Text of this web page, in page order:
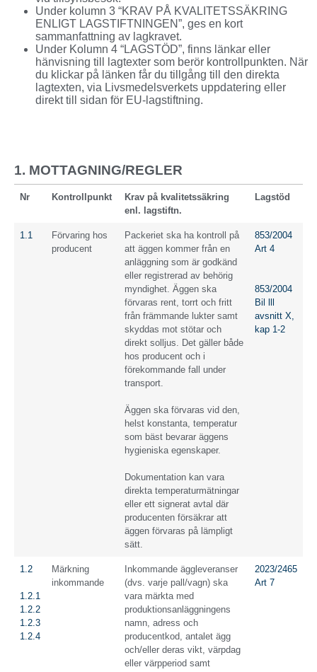
Under kolumn 3 “KRAV PÅ KVALITETSSÄKRING
ENLIGT LAGSTIFTNINGEN”, ges en kort
sammanfattning av lagkravet.
Under Kolumn 4 “LAGSTÖD”, finns länkar eller
hänvisning till lagtexter som berör kontrollpunkten. När
du klickar på länken får du tillgång till den direkta
lagtexten, via Livsmedelsverkets uppdatering eller
direkt till sidan för EU-lagstiftning.
1. MOTTAGNING/REGLER
Nr Kontrollpunkt
Krav på kvalitetssäkring
enl. lagstiftn.
Lagstöd
1.1
Förvaring hos
producent
Packeriet ska ha kontroll på
att äggen kommer från en
anläggning som är godkänd
eller registrerad av behörig
myndighet. Äggen ska
förvaras rent, torrt och fritt
från främmande lukter samt
skyddas mot stötar och
direkt solljus. Det gäller både
hos producent och i
förekommande fall under
transport.
Äggen ska förvaras vid den,
helst konstanta, temperatur
som bäst bevarar äggens
hygieniska egenskaper.
Dokumentation kan vara
direkta temperaturmätningar
eller ett signerat avtal där
producenten försäkrar att
äggen förvaras på lämpligt
sätt.
853/2004
Art 4
853/2004
Bil lll
avsnitt X,
kap 1-2
1.2
1.2.1
1.2.2
1.2.3
1.2.4
Märkning
inkommande
Inkommande äggleveranser
(dvs. varje pall/vagn) ska
vara märkta med
produktionsanläggningens
namn, adress och
producentkod, antalet ägg
och/eller deras vikt, värpdag
eller värpperiod samt
2023/2465
Art 7